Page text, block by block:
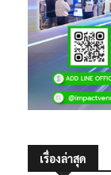
เรื่องล่าสุด